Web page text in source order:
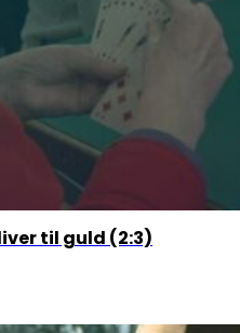
til guld (2:3)